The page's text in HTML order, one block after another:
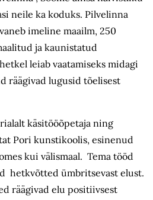
neile ka koduks. Pilvelinna
imeline maailm, 250
ja kaunistatud
leiab vaatamiseks midagi
räägivad lugusid tõelisest
käsitööõpetaja ning
Pori kunstikoolis, esinenud
kui välismaal. Tema tööd
hetkvõtted ümbritsevast elust.
räägivad elu positiivsest